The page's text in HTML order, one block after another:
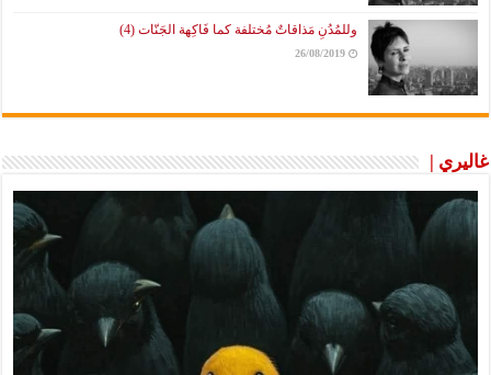
وللمُدُنِ مَذاقاتٌ مُختلفة كما فَاكِهة الجَنّات (4)
26/08/2019
غاليري |